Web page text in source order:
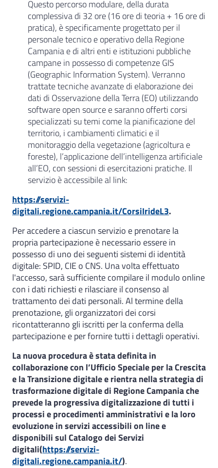
Questo percorso modulare, della durata
complessiva di 32 ore (16 ore di teoria + 16 ore di
pratica), è specificamente progettato per il
personale tecnico e operativo della Regione
Campania e di altri enti e istituzioni pubbliche
campane in possesso di competenze GIS
(Geographic Information System). Verranno
trattate tecniche avanzate di elaborazione dei
dati di Osservazione della Terra (EO) utilizzando
software open source e saranno offerti corsi
specializzati su temi come la pianificazione del
territorio, i cambiamenti climatici e il
monitoraggio della vegetazione (agricoltura e
foreste), l’applicazione dell’intelligenza artificiale
all’EO, con sessioni di esercitazioni pratiche. Il
servizio è accessibile al link:
https://servizi-
digitali.regione.campania.it/CorsiIrideL3.
Per accedere a ciascun servizio e prenotare la
propria partecipazione è necessario essere in
possesso di uno dei seguenti sistemi di identità
digitale: SPID, CIE o CNS. Una volta effettuato
l'accesso, sarà sufficiente compilare il modulo online
con i dati richiesti e rilasciare il consenso al
trattamento dei dati personali. Al termine della
prenotazione, gli organizzatori dei corsi
ricontatteranno gli iscritti per la conferma della
partecipazione e per fornire tutti i dettagli operativi.
La nuova procedura è stata definita in
collaborazione con l’Ufficio Speciale per la Crescita
e la Transizione digitale e rientra nella strategia di
trasformazione digitale di Regione Campania che
prevede la progressiva digitalizzazione di tutti i
processi e procedimenti amministrativi e la loro
evoluzione in servizi accessibili on line e
disponibili sul Catalogo dei Servizi
digitali(https://servizi-
digitali.regione.campania.it/).